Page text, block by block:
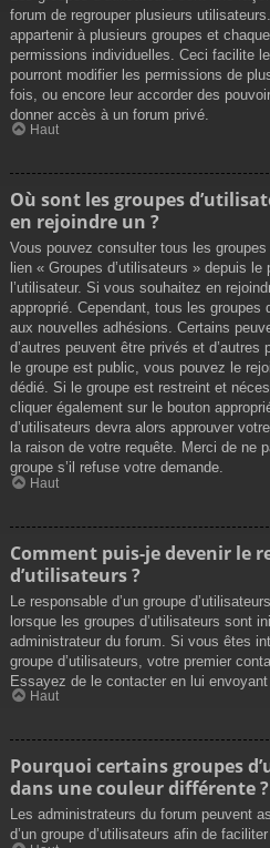
forum de regrouper plusieurs
appartenir à plusieurs groupes et
permissions individuelles. Ceci facilite
pourront modifier les permissions de
fois, ou encore leur accorder des
donner accès à un forum privé.
Haut
Où sont les groupes
en rejoindre un ?
Vous pouvez consulter tous les
lien « Groupes d’utilisateurs » depuis
l’utilisateur. Si vous souhaitez en
approprié. Cependant, tous les groupes
aux nouvelles adhésions. Certains
d’autres peuvent être privés et
le groupe est public, vous pouvez le
dédié. Si le groupe est restreint et
cliquer également sur le bouton
d’utilisateurs devra alors approuver
la raison de votre requête. Merci de ne
groupe s’il refuse votre demande.
Haut
Comment puis-je devenir le
d’utilisateurs ?
Le responsable d’un groupe
lorsque les groupes d’utilisateurs sont
administrateur du forum. Si vous êtes
groupe d’utilisateurs, votre premier
Essayez de le contacter en lui
Haut
Pourquoi certains groupes
dans une couleur différente ?
Les administrateurs du forum peuvent
d’un groupe d’utilisateurs afin de